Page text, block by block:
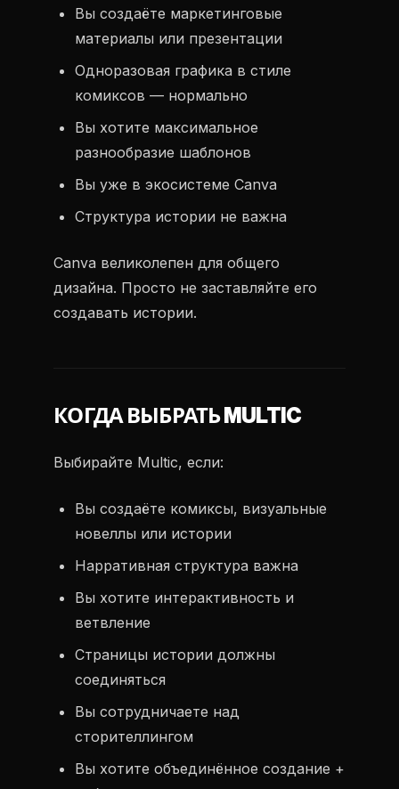
Вы создаёте маркетинговые
материалы или презентации
Одноразовая графика в стиле
комиксов — нормально
Вы хотите максимальное
разнообразие шаблонов
Вы уже в экосистеме Canva
Структура истории не важна
Canva великолепен для общего
дизайна. Просто не заставляйте его
создавать истории.
КОГДА ВЫБРАТЬ MULTIC
Выбирайте Multic, если:
Вы создаёте комиксы, визуальные
новеллы или истории
Нарративная структура важна
Вы хотите интерактивность и
ветвление
Страницы истории должны
соединяться
Вы сотрудничаете над
сторителлингом
Вы хотите объединённое создание +